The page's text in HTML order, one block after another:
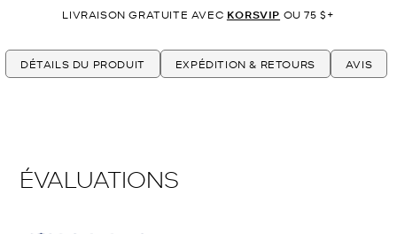
LIVRAISON GRATUITE AVEC KORSVIP OU 75 $+
DÉTAILS DU PRODUIT EXPÉDITION & RETOURS AVIS